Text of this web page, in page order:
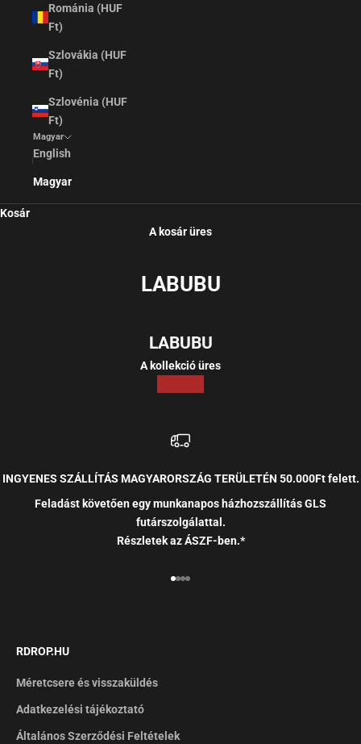
Románia (HUF
Ft)
Szlovákia (HUF
Ft)
Szlovénia (HUF
Ft)
Magyar
English
Magyar
Kosár
A kosár üres
LABUBU
LABUBU
A kollekció üres
INGYENES SZÁLLÍTÁS MAGYARORSZÁG TERÜLETÉN 50.000Ft felett.
Feladást követően egy munkanapos házhozszállítás GLS
futárszolgálattal.
Részletek az ÁSZF-ben.*
RDROP.HU
Méretcsere és visszaküldés
Adatkezelési tájékoztató
Általános Szerződési Feltételek